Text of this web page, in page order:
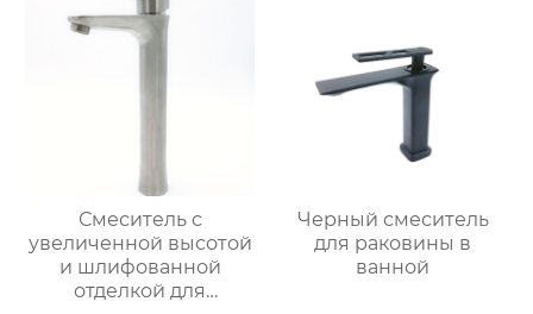
Смеситель с
увеличенной высотой
и шлифованной
отделкой для
Черный смеситель
для раковины в
ванной